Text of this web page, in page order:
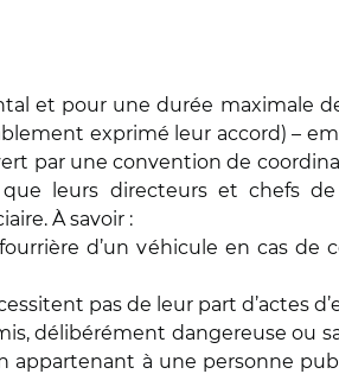
et pour une durée maximale
exprimé leur accord) –
par une convention de
leurs directeurs et chefs
À savoir :
d’un véhicule en cas de
pas de leur part d’actes
délibérément dangereuse ou
appartenant à une personne